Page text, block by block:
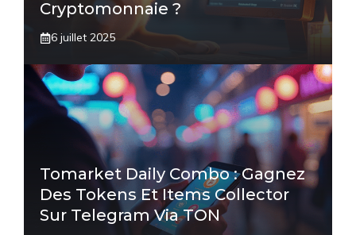
Cryptomonnaie ?
6 juillet 2025
Tomarket Daily Combo : Gagnez
Des Tokens Et Items Collector
Sur Telegram Via TON